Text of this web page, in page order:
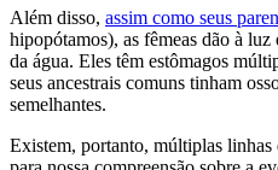
Além disso, assim como seus
hipopótamos), as fêmeas dão à
da água. Eles têm estômagos
seus ancestrais comuns tinham
semelhantes.
Existem, portanto, múltiplas